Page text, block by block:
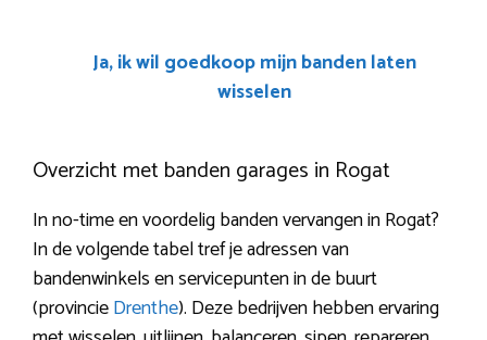
Ja, ik wil goedkoop mijn banden laten
wisselen
Overzicht met banden garages in Rogat
In no-time en voordelig banden vervangen in Rogat?
In de volgende tabel tref je adressen van
bandenwinkels en servicepunten in de buurt
(provincieDrenthe). Deze bedrijven hebben ervaring